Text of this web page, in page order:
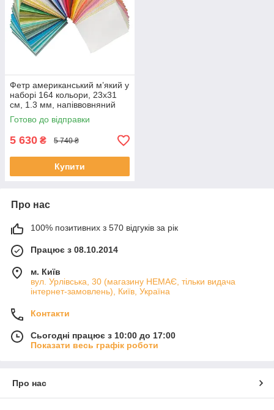
Фетр американський м’який у
наборі 164 кольори, 23х31
см, 1.3 мм, напіввовняний
Готово до відправки
5 630 ₴ 5 740 ₴
Купити
Про нас
100% позитивних з 570 відгуків за рік
Працює з 08.10.2014
м. Київ
вул. Урлівська, 30 (магазину НЕМАЄ, тільки видача
інтернет-замовлень), Київ, Україна
Контакти
Сьогодні працює з 10:00 до 17:00
Показати весь графік роботи
Про нас